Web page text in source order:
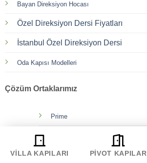
Bayan Direksiyon Hocası
Özel Direksiyon Dersi Fiyatları
İstanbul Özel Direksiyon Dersi
Oda Kapısı Modelleri
Çözüm Ortaklarımız
Prime
Emir
VILLA KAPILARI PIVOT KAPILAR